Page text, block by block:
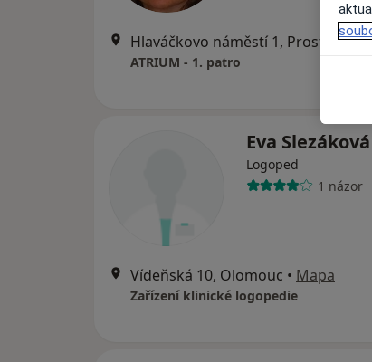
Hlaváčkovo náměstí 1, Prostějov•
ATRIUM - 1. patro
Eva Slezáková
Logoped
1 názor
Vídeňská 10, Olomouc • Mapa
Zařízení klinické logopedie